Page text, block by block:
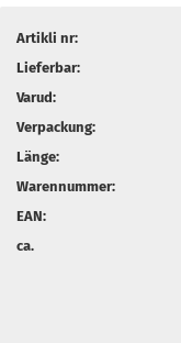
Artikli nr:
Lieferbar:
Varud:
Verpackung:
Länge:
Warennummer:
EAN:
ca.